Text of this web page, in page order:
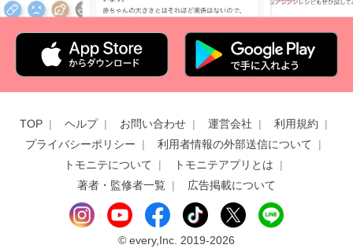
TOP ヘルプ お問い合わせ 運営会社
利用規約
プライバシーポリシー
利用者情報の外部送信について
トモニテについて
トモニテアプリとは
著者・監修者一覧
広告掲載について
© every,Inc. 2019-2026